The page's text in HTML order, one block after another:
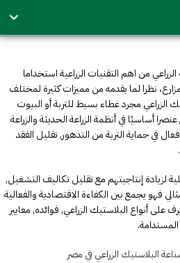
من اهم التقنيات الزراعية استخداما
نظرا لما يقدمه من مميزات كثيرة لمختلف
الزراعي مجرد غطاء بسيط للتربة أو البيوت
أساسيًا في أنظمة الزراعة الحديثة والزراعة
حماية التربة من التدهور, تقليل الفقد
لزيادة إنتاجيتهم مع تقليل تكاليف التشغيل,
فهو يجمع بين الكفاءة الاقتصادية والفعالية
على أنواع البلاستيك الزراعي, فوائده, معايير
المستدامة.
البلاستيك الزراعي في مصر